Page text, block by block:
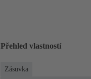
Přehled vlastností
Zásuvka